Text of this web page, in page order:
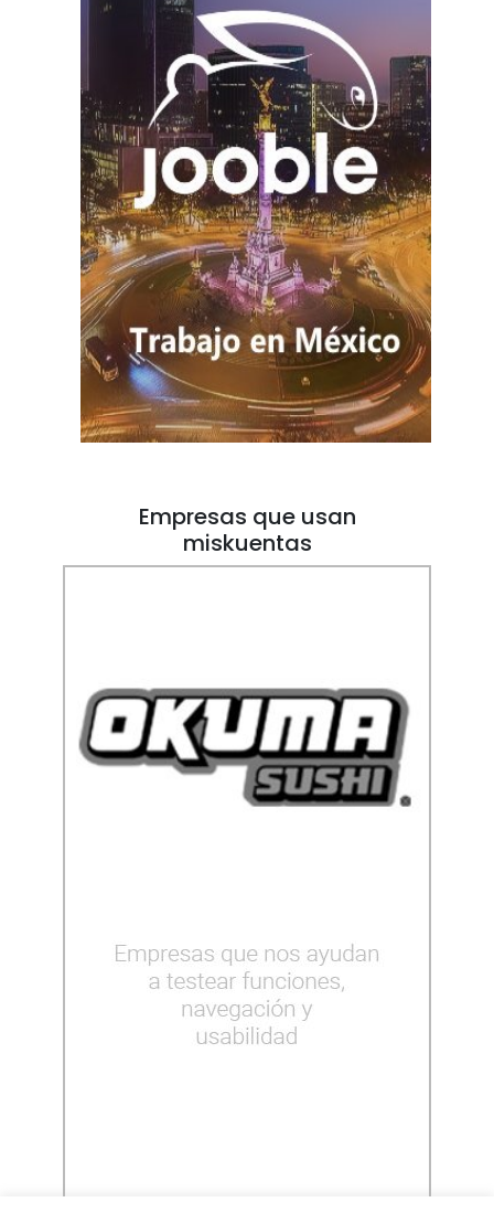
Empresas que usan
miskuentas